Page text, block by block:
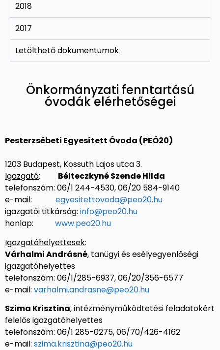
2018
2017
Letölthető dokumentumok
Önkormányzati fenntartású
óvodák elérhetőségei
Pesterzsébeti Egyesített Óvoda (PEÓ20)
1203 Budapest, Kossuth Lajos utca 3.
Igazgató: Bélteczkyné Szende Hilda
telefonszám: 06/1 244-4530, 06/20 584-9140
e-mail: egyesitettovoda@peo20.hu
igazgatói titkárság: info@peo20.hu
honlap: www.peo20.hu
Igazgatóhelyettesek:
Várhalmi Andrásné, tanügyi és esélyegyenlőségi
igazgatóhelyettes
telefonszám: 06/1/285-6937, 06/20/356-6577
e-mail: varhalmi.andrasne@peo20.hu
Szima Krisztina, intézményműködtetési feladatokért
felelős igazgatóhelyettes
telefonszám: 06/1 285-0275, 06/70/426-4162
e-mail: szima.krisztina@peo20.hu